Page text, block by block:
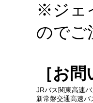
※ジェ
のでご
［お
JRバス関東高速
新常磐交通高速バ